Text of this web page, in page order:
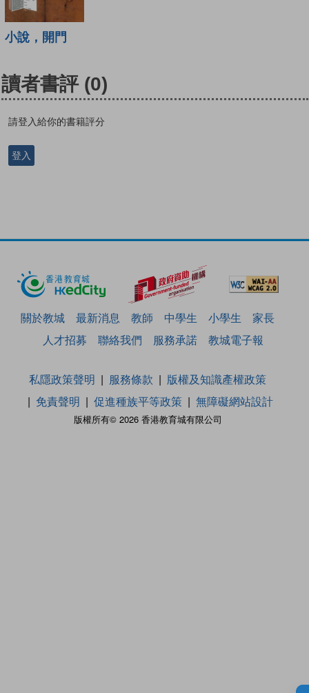
小說，開門
讀者書評 (0)
請登入給你的書籍評分
登入
關於教城 最新消息 教師 中學生 小學生
家長
人才招募
聯絡我們 服務承諾 教城電子報
版權所有© 2026 香港教育城有限公司
私隱政策聲明 服務條款
版權及知識產權政策
免責聲明
促進種族平等政策 無障礙網站設計